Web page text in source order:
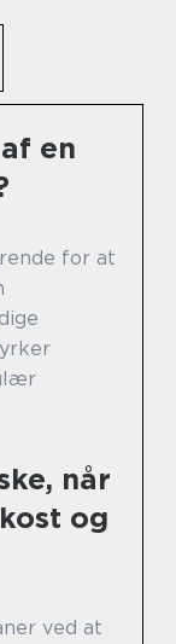
en
for at
når
og
ved at